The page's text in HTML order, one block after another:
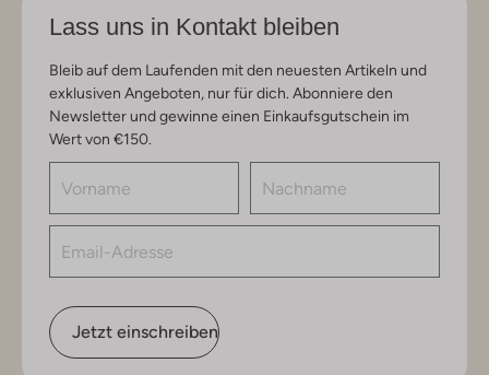
Lass uns in Kontakt bleiben
Bleib auf dem Laufenden mit den neuesten Artikeln und
exklusiven Angeboten, nur für dich. Abonniere den
Newsletter und gewinne einen Einkaufsgutschein im
Wert von €150.
Jetzt einschreiben